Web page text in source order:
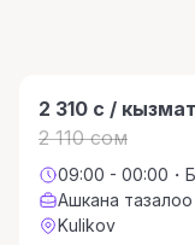
2 310 с / кызмат
2 110 сом
09:00 - 00:00・
Ашкана
Kulikov